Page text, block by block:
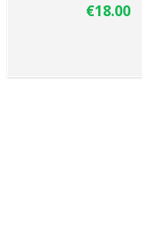
€18.00